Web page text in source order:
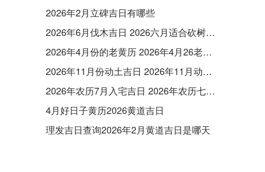
2026年2月立碑吉日有哪些
2026年6月伐木吉日 2026六月适合砍树的吉日
2026年4月份的老黄历 2026年4月26老黄历
2026年11月份动土吉日 2026年11月动土的黄道吉日
2026年农历7月入宅吉日 2026年农历七月入宅吉日
4月好日子黄历2026黄道吉日
理发吉日查询2026年2月黄道吉日是哪天